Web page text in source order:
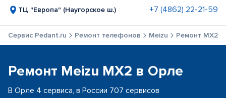
ТЦ "Европа" (Наугорское ш.) +7 (4862) 22-21-59
Сервис Pedant.ru Ремонт телефонов Meizu Ремонт MX2
Ремонт Meizu MX2 в Орле
В Орле 4 сервиса, в России 707 сервисов